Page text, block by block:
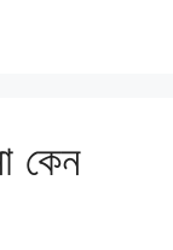
কেন